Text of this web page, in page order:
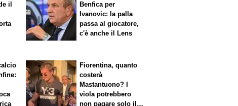
il
Benfica per
Ivanovic: la palla
passa al giocatore,
c'è anche il Lens
Fiorentina, quanto
costerà
Mastantuono? I
viola potrebbero
non pagare solo il